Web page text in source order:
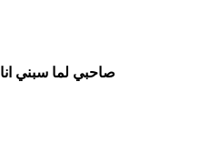
صاحبي لما سبني